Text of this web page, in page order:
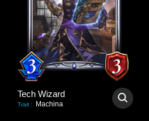
Tech Wizard
Trait : Machina